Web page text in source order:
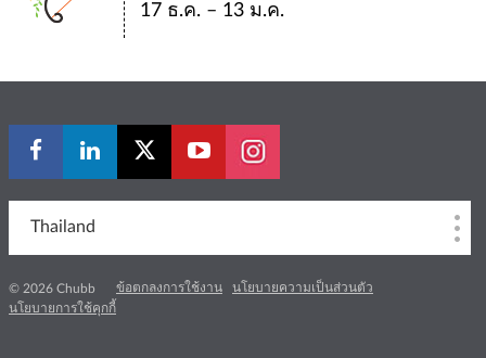
17 ธ.ค. – 13 ม.ค.
Thailand
© 2026 Chubb ข้อตกลงการใช้งาน
นโยบายความเป็นส่วนตัว
นโยบายการใช้คุกกี้